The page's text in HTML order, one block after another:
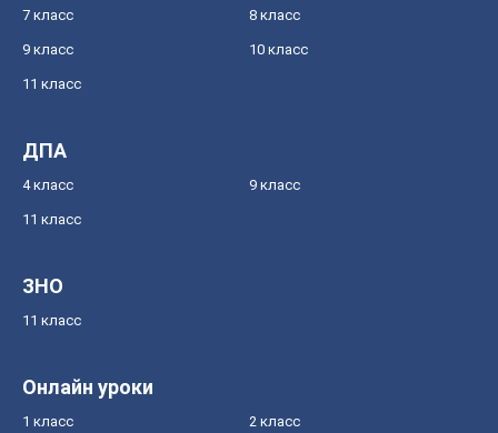
7 класс 8 класс
9 класс 10 класс
11 класс
ДПА
4 класс 9 класс
11 класс
ЗНО
11 класс
Онлайн уроки
1 класс 2 класс